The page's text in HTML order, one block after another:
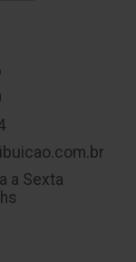
a Sexta